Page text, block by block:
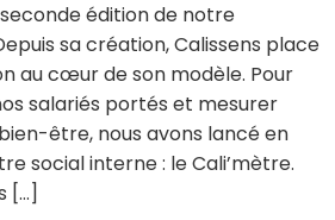
seconde édition de notre
sa création, Calissens place
au cœur de son modèle. Pour
salariés portés et mesurer
être, nous avons lancé en
social interne : le Cali’mètre.
[…]